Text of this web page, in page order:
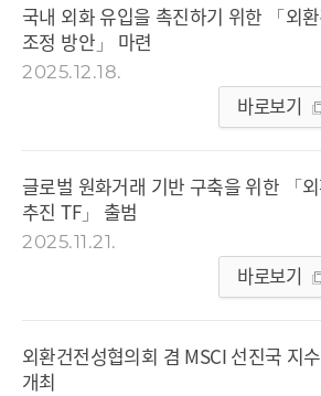
국내 외화 유입을 촉진하기 위한 「외
조정 방안」 마련
2025.12.18.
바로보기
글로벌 원화거래 기반 구축을 위한 「
추진 TF」 출범
2025.11.21.
바로보기
외환건전성협의회 겸 MSCI 선진국 지
개최